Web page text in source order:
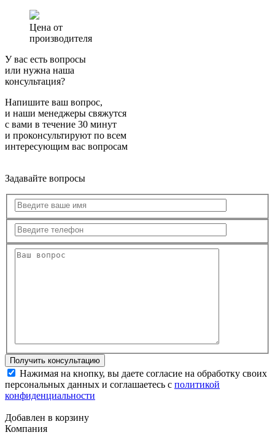
Цена от
производителя
У вас есть вопросы
или нужна наша
консультация?
Напишите ваш вопрос,
и наши менеджеры свяжутся
с вами в течение 30 минут
и проконсультируют по всем
интересующим вас вопросам
Задавайте вопросы
Нажимая на кнопку, вы даете согласие на обработку своих
персональных данных и соглашаетесь с политикой
конфиденциальности
Добавлен в корзину
Компания